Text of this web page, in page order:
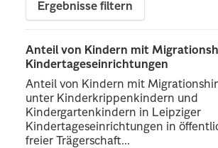
Ergebnisse filtern
Anteil von Kindern mit
Kindertageseinrichtungen
Anteil von Kindern mit
unter Kinderkrippenkindern und
Kindergartenkindern in Leipziger
Kindertageseinrichtungen in
freier Trägerschaft...